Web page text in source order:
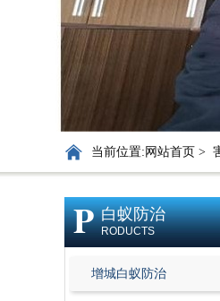
当前位置: 网站首页 >
P 白蚁防治
RODUCTS
增城白蚁防治